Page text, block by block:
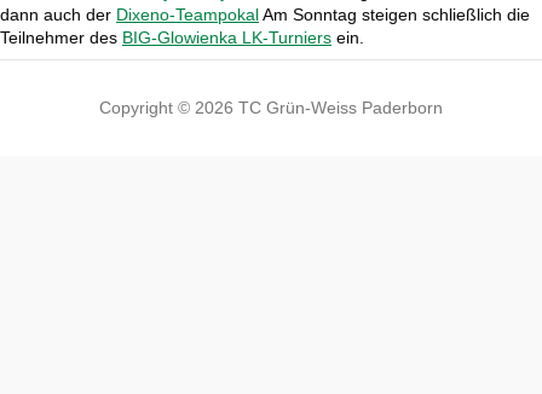
dann auch der Dixeno-TeampokalAm Sonntag steigen schließlich die
Teilnehmer des BIG-Glowienka LK-Turniers ein.
Copyright © 2026 TC Grün-Weiss Paderborn